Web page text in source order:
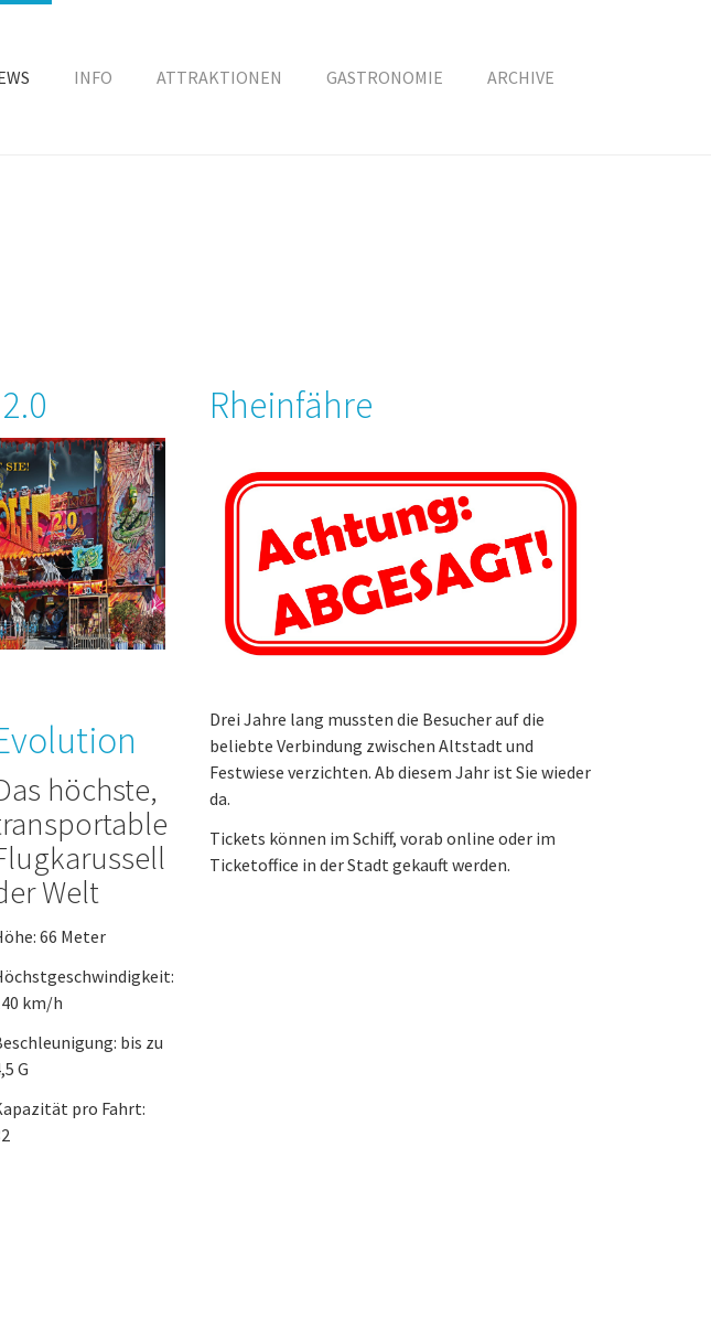
INFO ATTRAKTIONEN GASTRONOMIE ARCHIVE
höchste,
Welt
66 Meter
km/h
bis zu
G
pro Fahrt:
Rheinfähre
Drei Jahre lang mussten die Besucher auf die
beliebte Verbindung zwischen Altstadt und
Festwiese verzichten. Ab diesem Jahr ist Sie wieder
da.
Tickets können im Schiff, vorab online oder im
Ticketoffice in der Stadt gekauft werden.